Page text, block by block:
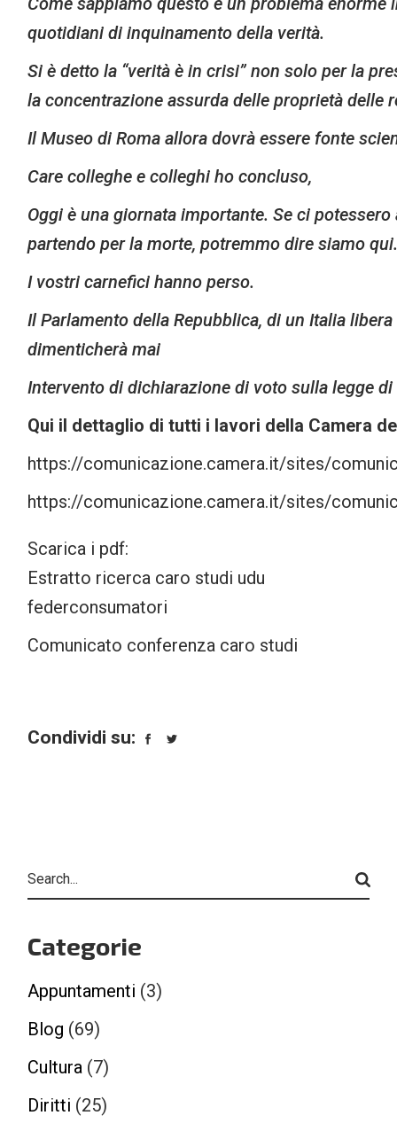
quotidiani di inquinamento della verità.
Si è detto la “verità è in crisi” non solo per la
la concentrazione assurda delle proprietà
Il Museo di Roma allora dovrà essere fonte
Care colleghe e colleghi ho concluso,
Oggi è una giornata importante. Se ci
partendo per la morte, potremmo dire siamo
I vostri carnefici hanno perso.
Il Parlamento della Repubblica, di un Italia
dimenticherà mai
Intervento di dichiarazione di voto sulla legge
Qui il dettaglio di tutti i lavori della Camera
https://comunicazione.camera.it/sites/
https://comunicazione.camera.it/sites/
Scarica i pdf:
Estratto ricerca caro studi udu
federconsumatori
Comunicato conferenza caro studi
Condividi su:
Search
Categorie
Appuntamenti (3)
Blog (69)
Cultura (7)
Diritti (25)